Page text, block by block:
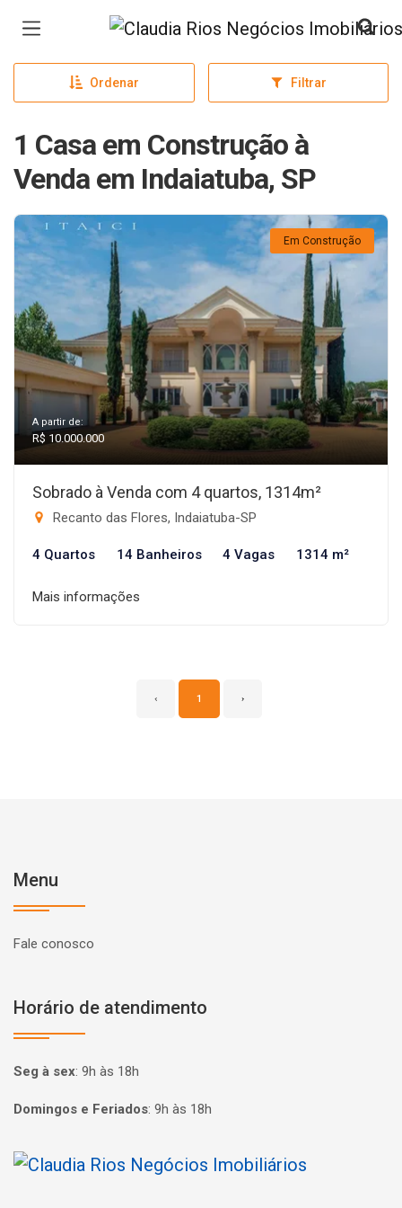
Página inicial
Ordenar Filtrar
1 Casa em Construção à
Venda em Indaiatuba, SP
Em Construção
A partir de:
R$ 10.000.000
Sobrado à Venda com 4 quartos, 1314m²
Recanto das Flores, Indaiatuba-SP
4 Quartos 14 Banheiros 4 Vagas 1314 m²
Mais informações
‹ 1 ›
Menu
Fale conosco
Horário de atendimento
Seg à sex: 9h às 18h
Domingos e Feriados: 9h às 18h
Página inicial